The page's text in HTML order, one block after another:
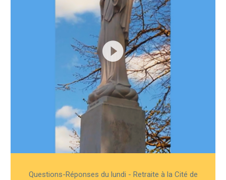
Questions-Réponses du lundi - Retraite à la Cité de